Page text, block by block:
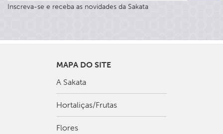
Inscreva-se e receba as novidades da Sakata
MAPA DO SITE
A Sakata
Hortaliças/Frutas
Flores